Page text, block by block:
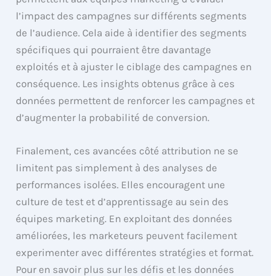
l’impact des campagnes sur différents segments
de l’audience. Cela aide à identifier des segments
spécifiques qui pourraient être davantage
exploités et à ajuster le ciblage des campagnes en
conséquence. Les insights obtenus grâce à ces
données permettent de renforcer les campagnes et
d’augmenter la probabilité de conversion.
Finalement, ces avancées côté attribution ne se
limitent pas simplement à des analyses de
performances isolées. Elles encouragent une
culture de test et d’apprentissage au sein des
équipes marketing. En exploitant des données
améliorées, les marketeurs peuvent facilement
experimenter avec différentes stratégies et format.
Pour en savoir plus sur les défis et les données